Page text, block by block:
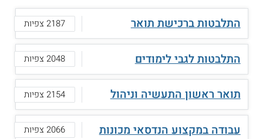
התלבטות ברכישת תואר 2187 צפיות
התלבטות לגבי לימודים 2048 צפיות
תואר ראשון התעשיה וניהול 2154 צפיות
עבודה במקצוע הנדסאי מכונות 2066 צפיות